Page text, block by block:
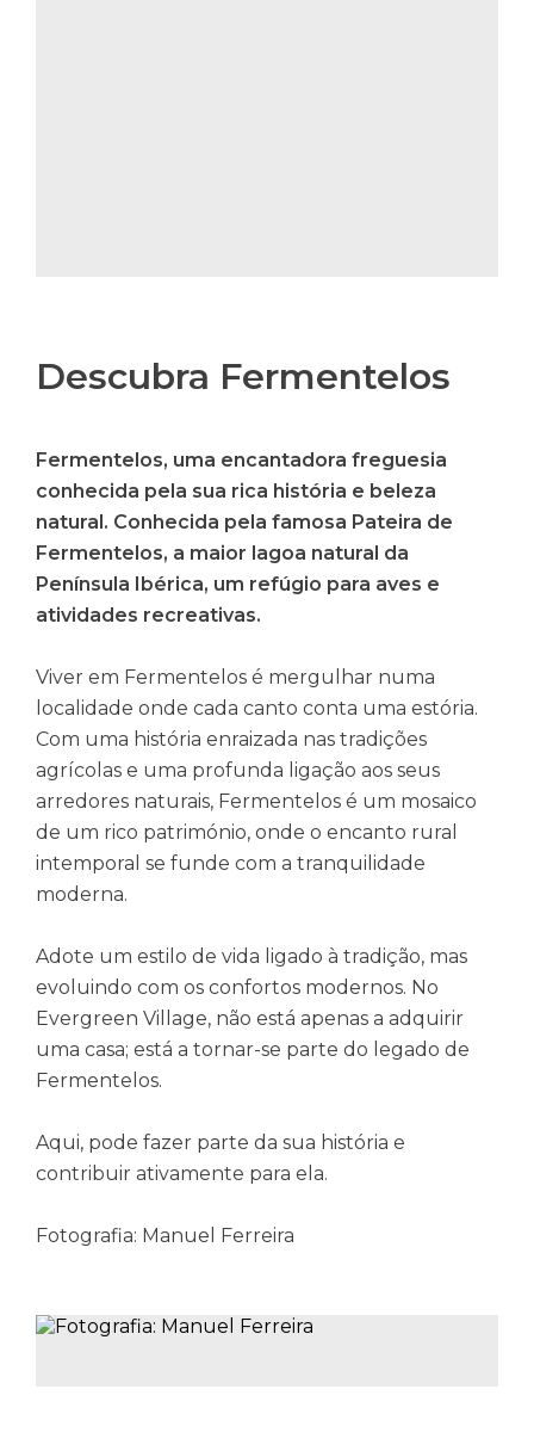
Descubra Fermentelos
Fermentelos, uma encantadora freguesia
conhecida pela sua rica história e beleza
natural. Conhecida pela famosa Pateira de
Fermentelos, a maior lagoa natural da
Península Ibérica, um refúgio para aves e
atividades recreativas.
Viver em Fermentelos é mergulhar numa
localidade onde cada canto conta uma estória.
Com uma história enraizada nas tradições
agrícolas e uma profunda ligação aos seus
arredores naturais, Fermentelos é um mosaico
de um rico património, onde o encanto rural
intemporal se funde com a tranquilidade
moderna.
Adote um estilo de vida ligado à tradição, mas
evoluindo com os confortos modernos. No
Evergreen Village, não está apenas a adquirir
uma casa; está a tornar-se parte do legado de
Fermentelos.
Aqui, pode fazer parte da sua história e
contribuir ativamente para ela.
Fotografia: Manuel Ferreira